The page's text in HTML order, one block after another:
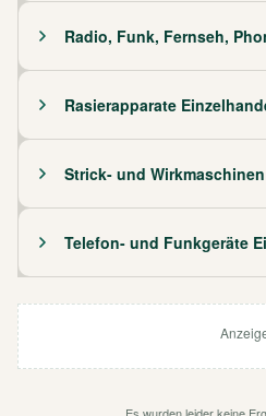
Radio, Funk, Fernseh,
Rasierapparate
Strick- und
Telefon- und Funkgeräte